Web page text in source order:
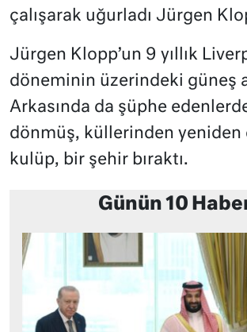
çalışarak uğurladı Jürgen
Jürgen Klopp’un 9 yıllık
döneminin üzerindeki güneş
Arkasında da şüphe
dönmüş, küllerinden yeniden
kulüp, bir şehir bıraktı.
Günün 10